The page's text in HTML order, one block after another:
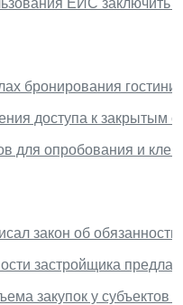
бронирования
доступа к
для опробования и
закон об
застройщика
закупок у